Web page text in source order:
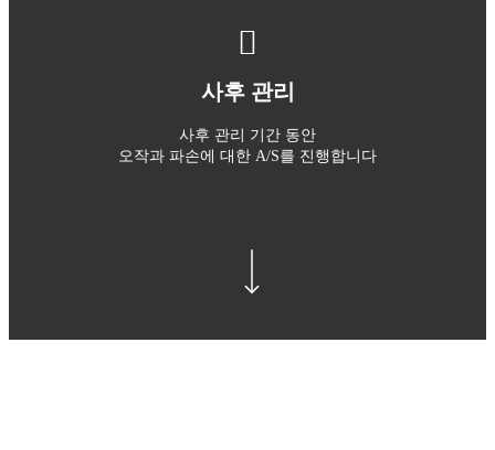
사후 관리
사후 관리 기간 동안
오작과 파손에 대한 A/S를 진행합니다
Navigate to the next section